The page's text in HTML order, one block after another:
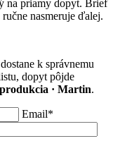
na priamy dopyt. Brief
nasmeruje ďalej.
k správnemu
dopyt pôjde
· Martin.
Email*